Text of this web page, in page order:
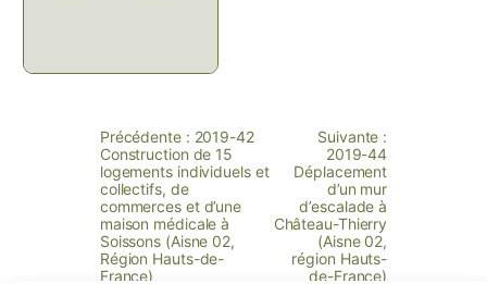
Précédente : 2019-42
Construction de 15
logements individuels et
collectifs, de
commerces et d’une
maison médicale à
Soissons (Aisne 02,
Région Hauts-de-
France)
Suivante :
2019-44
Déplacement
d’un mur
d’escalade à
Château-Thierry
(Aisne 02,
région Hauts-
de-France)